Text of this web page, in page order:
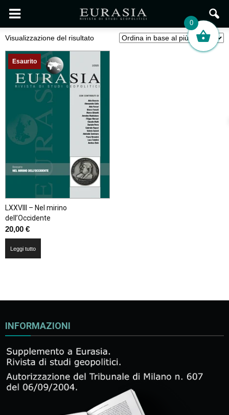
Visualizzazione del risultato
Esaurito
LXXVIII – Nel mirino
dell’Occidente
20,00 €
Leggi tutto
INFORMAZIONI
0